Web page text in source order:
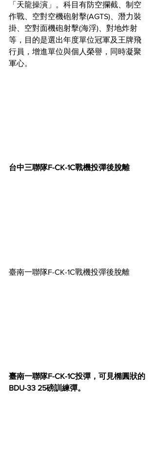
「天龍操演」。科目有防空攔截、制空
作戰、空對空機砲射擊(AGTS)、潛力裝
掛、空對面機砲射擊(海浮)、對地炸射
等，目的是選出年度單位冠軍及王牌飛
行員，增進單位與個人榮譽，同時凝聚
軍心。
台中三聯隊F-CK-1C戰機投彈後脫離
臺南一聯隊F-CK-1C戰機投彈後脫離
臺南一聯隊F-CK-1C投彈，可見橢圓狀的
BDU-33 25磅訓練彈。